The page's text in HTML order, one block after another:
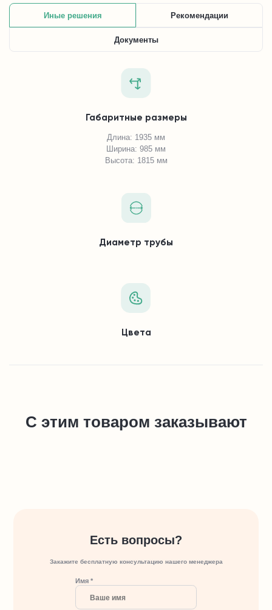
Иные решения Рекомендации
Документы
Габаритные размеры
Длина: 1935 мм
Ширина: 985 мм
Высота: 1815 мм
Диаметр трубы
Цвета
С этим товаром заказывают
Есть вопросы?
Закажите бесплатную консультацию нашего менеджера
Имя *